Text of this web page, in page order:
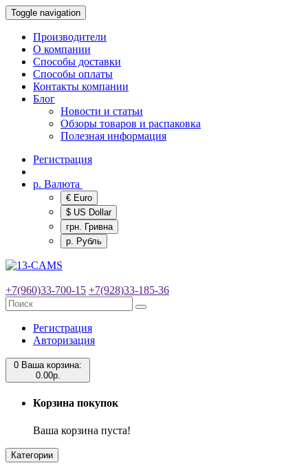
Toggle navigation
Производители
О компании
Способы доставки
Способы оплаты
Контакты компании
Блог
Новости и статьи
Обзоры товаров и распаковка
Полезная информация
Регистрация
р. Валюта
€ Euro
$ US Dollar
грн. Гривна
р. Рубль
+7(960)33-700-15 +7(928)33-185-36
Регистрация
Авторизация
0 Ваша корзина:
0.00р.
Корзина покупок
Ваша корзина пуста!
Категории